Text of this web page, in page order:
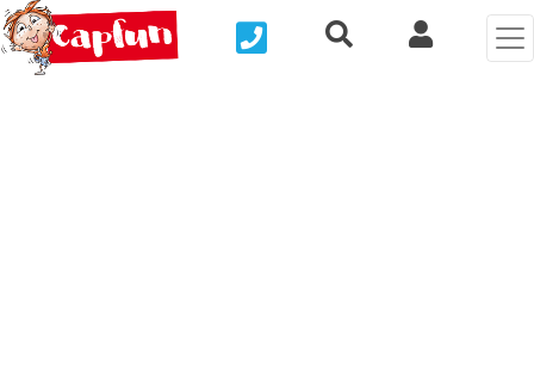
Nous contacterRecherche rapide
Mi